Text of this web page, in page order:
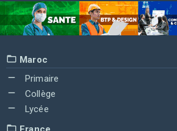
Maroc
Primaire
Collège
Lycée